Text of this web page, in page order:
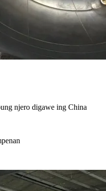
njero digawe ing China